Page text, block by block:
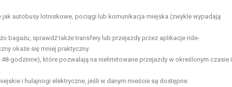
autobusy lotniskowe, pociągi lub komunikacja miejska (zwykle wypadają
bagażu, sprawdź także transfery lub przejazdy przez aplikacje ride-
okaże się mniej praktyczny.
godzinne), które pozwalają na nielimitowane przejazdy w określonym czasie i
i hulajnogi elektryczne, jeśli w danym mieście są dostępne.